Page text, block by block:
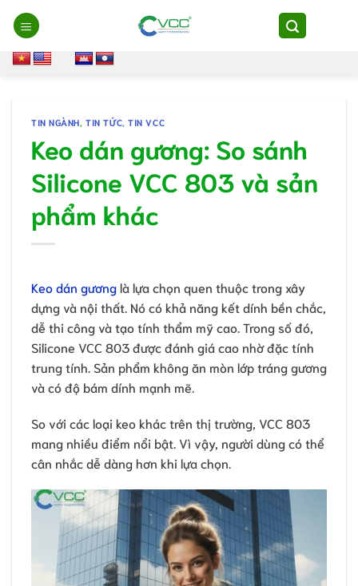
Chuyển
đến
nội
dung
TIN NGÀNH,TIN TỨC,TIN VCC
Keo dán gương: So sánh
Silicone VCC 803 và sản
phẩm khác
Keo dán gươnglà lựa chọn quen thuộc trong xây
dựng và nội thất. Nó có khả năng kết dính bền chắc,
dễ thi công và tạo tính thẩm mỹ cao. Trong số đó,
Silicone VCC 803 được đánh giá cao nhờ đặc tính
trung tính. Sản phẩm không ăn mòn lớp tráng gương
và có độ bám dính mạnh mẽ.
So với các loại keo khác trên thị trường, VCC 803
mang nhiều điểm nổi bật. Vì vậy, người dùng có thể
cân nhắc dễ dàng hơn khi lựa chọn.